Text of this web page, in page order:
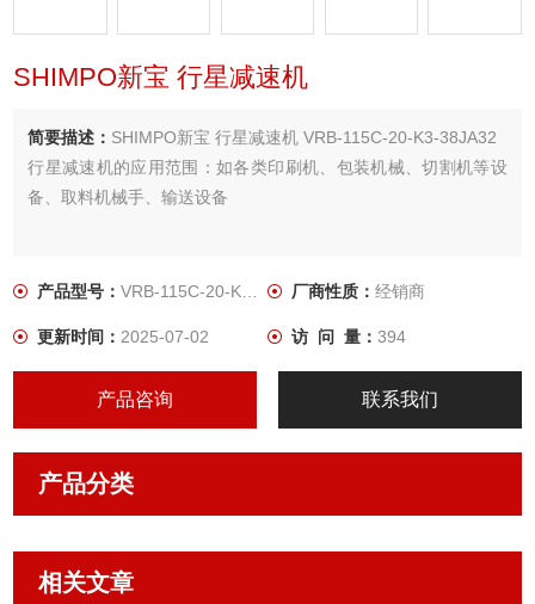
SHIMPO新宝 行星减速机
简要描述： SHIMPO新宝 行星减速机 VRB-115C-20-K3-38JA32
行星减速机的应用范围：如各类印刷机、包装机械、切割机等设
备、取料机械手、输送设备
产品型号：VRB-115C-20-K3-38JA32 厂商性质： 经销商
更新时间：2025-07-02 访 问 量： 394
产品咨询 联系我们
产品分类
相关文章